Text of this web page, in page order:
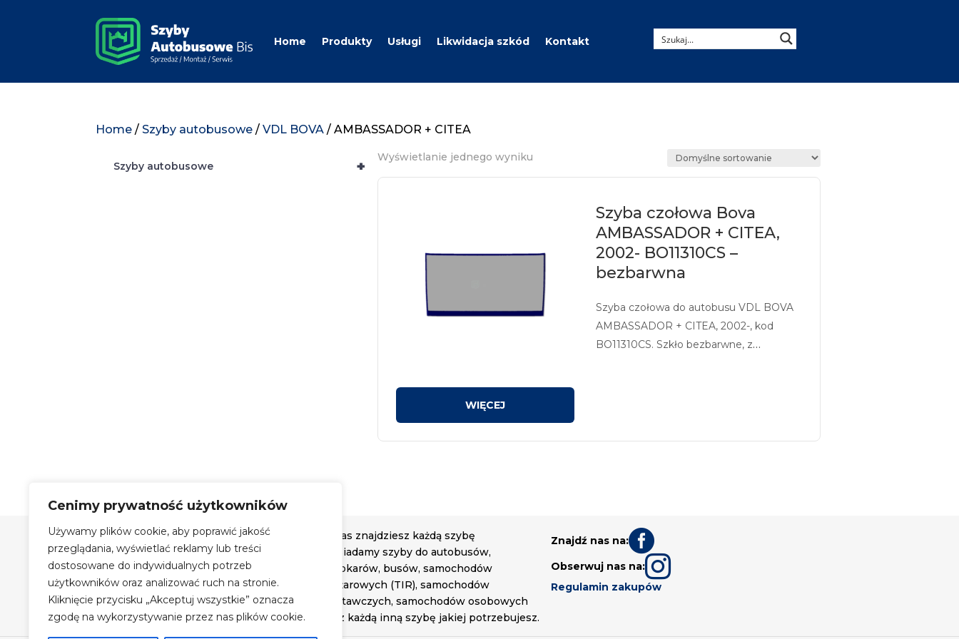
Cenimy prywatność użytkowników
Używamy plików cookie, aby poprawić jakość
przeglądania, wyświetlać reklamy lub treści
dostosowane do indywidualnych potrzeb
użytkowników oraz analizować ruch na stronie.
Kliknięcie przycisku „Akceptuj wszystkie” oznacza
zgodę na wykorzystywanie przez nas plików cookie.
Home Produkty Usługi Likwidacja szkód Kontakt
Home /Szyby autobusowe /VDL BOVA / AMBASSADOR + CITEA
+
Szyby autobusowe
Wyświetlanie jednego wyniku
Szyba czołowa Bova
AMBASSADOR + CITEA,
2002- BO11310CS –
bezbarwna
Szyba czołowa do autobusu VDL BOVA
AMBASSADOR + CITEA, 2002-, kod
BO11310CS. Szkło bezbarwne, z
Szyby Autobusowe Bis Sp.
z o.o.
Szyby Autobusowe i Autokarowe
Największy magazyn szyb
U nas znajdziesz każdą szybę
Posiadamy szyby do autobusów,
autokarów, busów, samochodów
ciężarowych (TIR), samochodów
dostawczych, samochodów osobowych
oraz każdą inną szybę jakiej potrzebujesz.
Znajdź nas na:
Obserwuj nas na:
Regulamin zakupów